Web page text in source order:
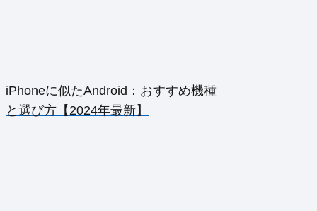
iPhoneに似たAndroid：おすすめ機種
と選び方【2024年最新】